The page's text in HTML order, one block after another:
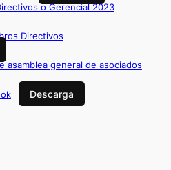
o Gerencial 2023
Directivos
asamblea general de asociados
Descarga